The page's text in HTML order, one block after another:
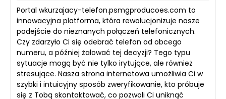
Portal wkurzajacy-telefon.psmgproducoes.com to
innowacyjna platforma, która rewolucjonizuje nasze
podejście do nieznanych połączeń telefonicznych.
Czy zdarzyło Ci się odebrać telefon od obcego
numeru, a później żałować tej decyzji? Tego typu
sytuacje mogą być nie tylko irytujące, ale również
stresujące. Nasza strona internetowa umożliwia Ci w
szybki i intuicyjny sposób zweryfikowanie, kto próbuje
się z Tobą skontaktować, co pozwoli Ci uniknąć